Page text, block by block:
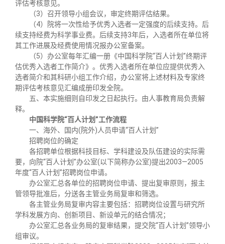
评估考核意见。
（3）召开领导小组会议，审定终期评估结果。
（4）院将一次性给予优秀入选者一定强度的后续支持。后
续支持经费为科学事业费。后续支持3年后，入选者所在单位将
其工作进展及经费使用情况报办公室备案。
（5）办公室每年汇编一册《中国科学院“百人计划”终期评
估优秀入选者工作简介》。优秀入选者所在单位应提供优秀入
选者简介和其科研小组工作介绍，办公室将上述材料及专家终
期评估考核意见汇编成册印发全院。
五、本实施细则自印发之日起执行。由人事教育局负责解
释。
中国科学院“百人计划”工作流程
一、海外、国内(院外)人员申请“百人计划”
招聘岗位的确定
各招聘单位根据科技目标、学科建设及队伍建设的实际需
要，向院“百人计划”办公室(以下简称办公室)提出2003—2005
年度“百人计划”招聘岗位申请。
办公室汇总各单位的招聘岗位申请、提出复审原则，报主
管领导批准后，分送各主管业务局复审和筛选。
各主管业务局复审内容主要包括：招聘岗位设置与研究所
学科发展方向、创新项目、新设单元的结合情况；
办公室汇总各业务局的复审结果，提交院“百人计划”领导小
组审议。